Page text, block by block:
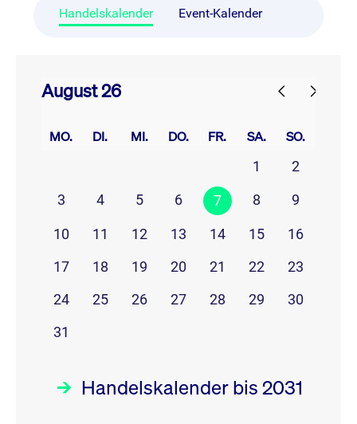
Handelskalender Event-Kalender
August 26
MO. DI. MI. DO. FR. SA. SO.
1
2
3
4 5 6 7 8 9
10 11 12 13 14 15
16
17
18 19 20 21 22
23
24
25 26 27 28 29
30
31
Handelskalender bis 2031